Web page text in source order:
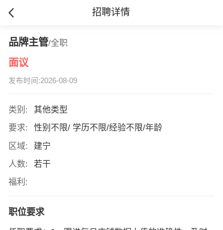
招聘详情
品牌主管/全职
面议
发布时间:2026-08-09
类别:
其他类型
要求:
性别不限/ 学历不限/经验不限/年龄
区域:
建宁
人数:
若干
福利:
职位要求